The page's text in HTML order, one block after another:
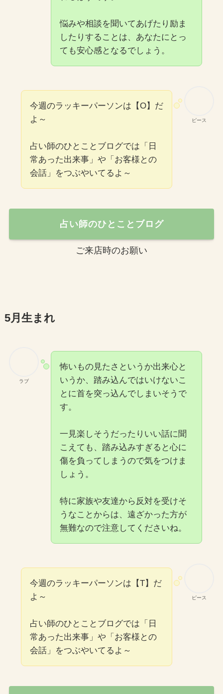
悩みや相談を聞いてあげたり励ま
したりすることは、あなたにとっ
ても安心感となるでしょう。
ピース
今週のラッキーパーソンは【O】だ
よ～
占い師のひとことブログでは「日
常あった出来事」や「お客様との
会話」をつぶやいてるよ～
占い師のひとことブログ
ご来店時のお願い
5月生まれ
ラブ
怖いもの見たさというか出来心と
いうか、踏み込んではいけないこ
とに首を突っ込んでしまいそうで
す。
一見楽しそうだったりいい話に聞
こえても、踏み込みすぎると心に
傷を負ってしまうので気をつけま
しょう。
特に家族や友達から反対を受けそ
うなことからは、遠ざかった方が
無難なので注意してくださいね。
ピース
今週のラッキーパーソンは【T】だ
よ～
占い師のひとことブログでは「日
常あった出来事」や「お客様との
会話」をつぶやいてるよ～